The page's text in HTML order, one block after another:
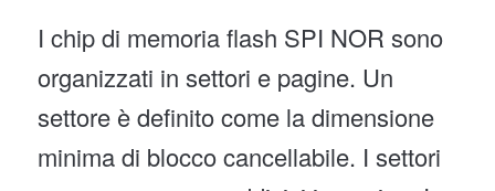
I chip di memoria flash SPI NOR sono
organizzati in settori e pagine. Un
settore è definito come la dimensione
minima di blocco cancellabile. I settori